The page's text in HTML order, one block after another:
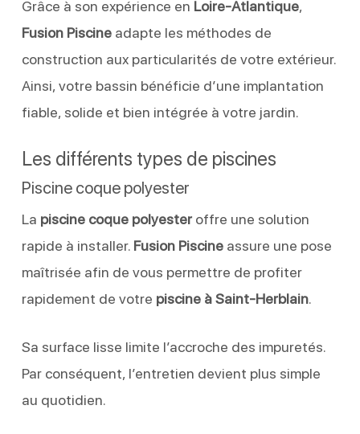
Grâce à son expérience en Loire-Atlantique,
Fusion Piscineadapte les méthodes de
construction aux particularités de votre extérieur.
Ainsi, votre bassin bénéficie d’une implantation
fiable, solide et bien intégrée à votre jardin.
Les différents types de piscines
Piscine coque polyester
La piscine coque polyesteroffre une solution
rapide à installer. Fusion Piscineassure une pose
maîtrisée afin de vous permettre de profiter
rapidement de votre piscine à Saint-Herblain.
Sa surface lisse limite l’accroche des impuretés.
Par conséquent, l’entretien devient plus simple
au quotidien.